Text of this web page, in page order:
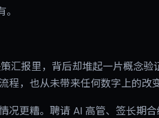
汇报里，背后却堆起一片概念
程，也从未带来任何数字上的改变
况更糟。聘请 AI 高管、签长期